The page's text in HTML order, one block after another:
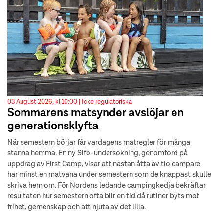
03 August 2026, kl 10:00 | Icke regulatoriska
Sommarens matsynder avslöjar en
generationsklyfta
När semestern börjar får vardagens matregler för många
stanna hemma. En ny Sifo-undersökning, genomförd på
uppdrag av First Camp, visar att nästan åtta av tio campare
har minst en matvana under semestern som de knappast skulle
skriva hem om. För Nordens ledande campingkedja bekräftar
resultaten hur semestern ofta blir en tid då rutiner byts mot
frihet, gemenskap och att njuta av det lilla.